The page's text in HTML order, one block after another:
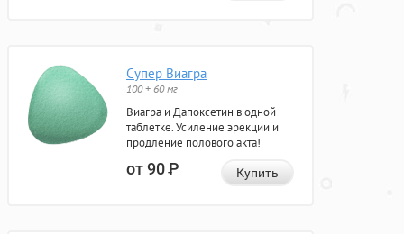
Супер Виагра
100 + 60 мг
Виагра и Дапоксетин в одной
таблетке. Усиление эрекции и
продление полового акта!
от 90Р Купить